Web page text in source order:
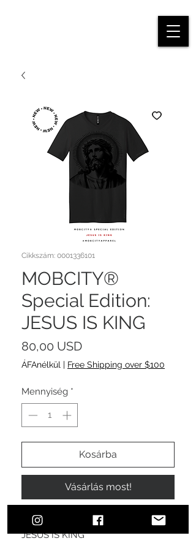
Cikkszám: 0001336101
MOBCITY®
Special Edition:
JESUS IS KING
80,00 USDÁr
ÁFAnélkül | Free Shipping over $100
Mennyiség *
Kosárba
Vásárlás most!
MOBCITY® Special Collection:
JESUS IS KING